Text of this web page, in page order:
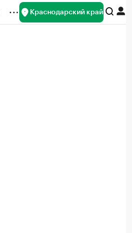
Краснодарский край